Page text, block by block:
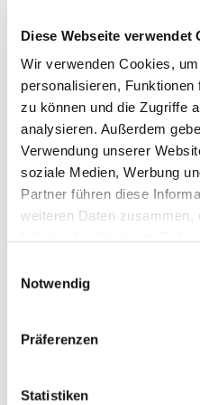
Diese Webseite verwendet
Wir verwenden Cookies,
personalisieren,
zu können und die Zugriffe
analysieren. Außerdem
Verwendung unserer
soziale Medien, Werbung
Partner führen diese
weiteren Daten zusammen,
Notwendig
Präferenzen
Statistiken
einem besonderen Ort:
gemeinsam zu essen,
und Gemeinschaft zu
Täglich kommen über
Tischen zusammen. Ein
Kaffee und Kuchen
mindestens ebenso
hinaus geschieht:
Zeit füreinander, neue
zählt nicht, was jemand
Menschen: Ich werde
Ort ganzheitlicher